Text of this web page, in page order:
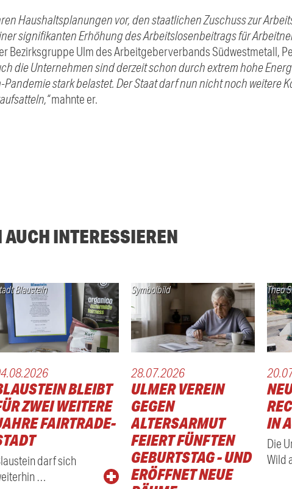
Haushaltsplanungen vor, den staatlichen Zuschuss zur
signifikanten Erhöhung des Arbeitslosenbeitrags für
Bezirksgruppe Ulm des Arbeitgeberverbands Südwestmetall,
die Unternehmen sind derzeit schon durch extrem hohe
stark belastet. Der Staat darf nun nicht noch weitere
mahnte er.
INTERESSIEREN
Blaustein
BLEIBT
ZWEI WEITERE
FAIRTRADE-
darf sich
…
Symbolbild
28.07.2026
ULMER VEREIN
GEGEN
ALTERSARMUT
FEIERT FÜNFTEN
GEBURTSTAG - UND
ERÖFFNET NEUE
Theo
IN
Die
Wild